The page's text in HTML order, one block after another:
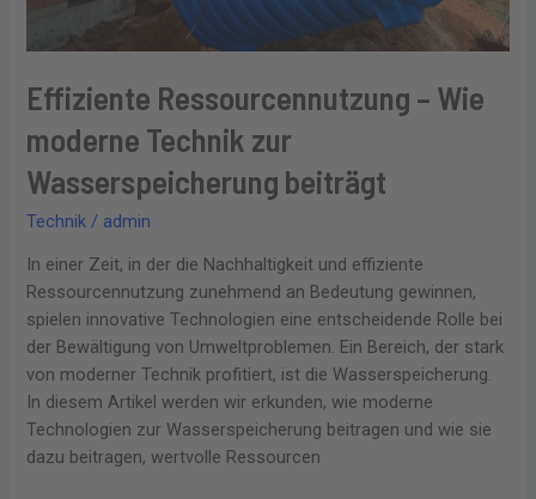
Effiziente Ressourcennutzung – Wie
moderne Technik zur
Wasserspeicherung beiträgt
Technik / admin
In einer Zeit, in der die Nachhaltigkeit und effiziente
Ressourcennutzung zunehmend an Bedeutung gewinnen,
spielen innovative Technologien eine entscheidende Rolle bei
der Bewältigung von Umweltproblemen. Ein Bereich, der stark
von moderner Technik profitiert, ist die Wasserspeicherung.
In diesem Artikel werden wir erkunden, wie moderne
Technologien zur Wasserspeicherung beitragen und wie sie
dazu beitragen, wertvolle Ressourcen